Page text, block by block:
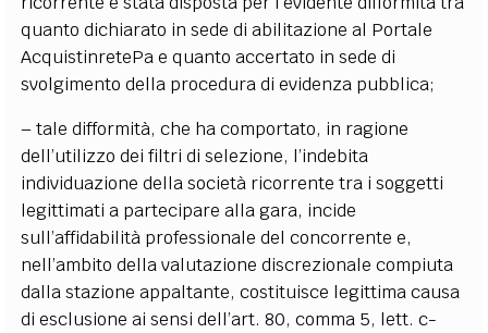
quanto dichiarato in sede di abilitazione al Portale
AcquistinretePa e quanto accertato in sede di
svolgimento della procedura di evidenza pubblica;
– tale difformità, che ha comportato, in ragione
dell’utilizzo dei filtri di selezione, l’indebita
individuazione della società ricorrente tra i soggetti
legittimati a partecipare alla gara, incide
sull’affidabilità professionale del concorrente e,
nell’ambito della valutazione discrezionale compiuta
dalla stazione appaltante, costituisce legittima causa
di esclusione ai sensi dell’art. 80, comma 5, lett. c-